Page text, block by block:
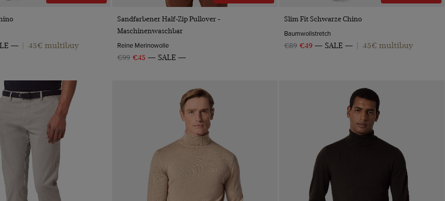
45€ multibuy
VORSCHAU
Sandfarbener Half-Zip Pullover -
Maschinenwaschbar
Reine Merinowolle
€99 €45 SALE
VORSCHAU
Slim Fit Schwarze Chino
Baumwollstretch
€89 €49 SALE 45€ multibuy